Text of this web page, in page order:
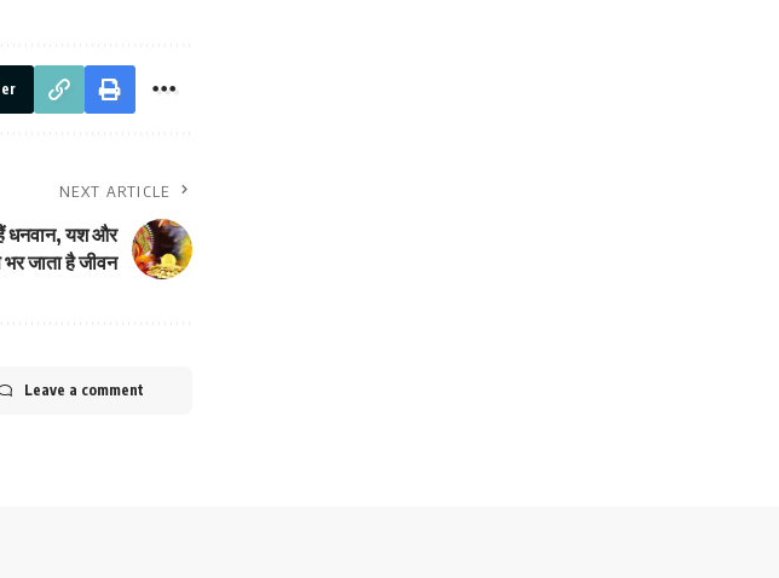
NEXT ARTICLE
धनवान, यश और
जाता है जीवन
Leave a comment